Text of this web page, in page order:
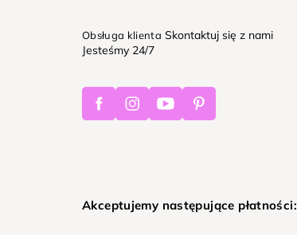
Obsługa klienta Skontaktuj się z nami
Jesteśmy 24/7
FacebookInstagramYoutubePinterest
Akceptujemy następujące płatności: